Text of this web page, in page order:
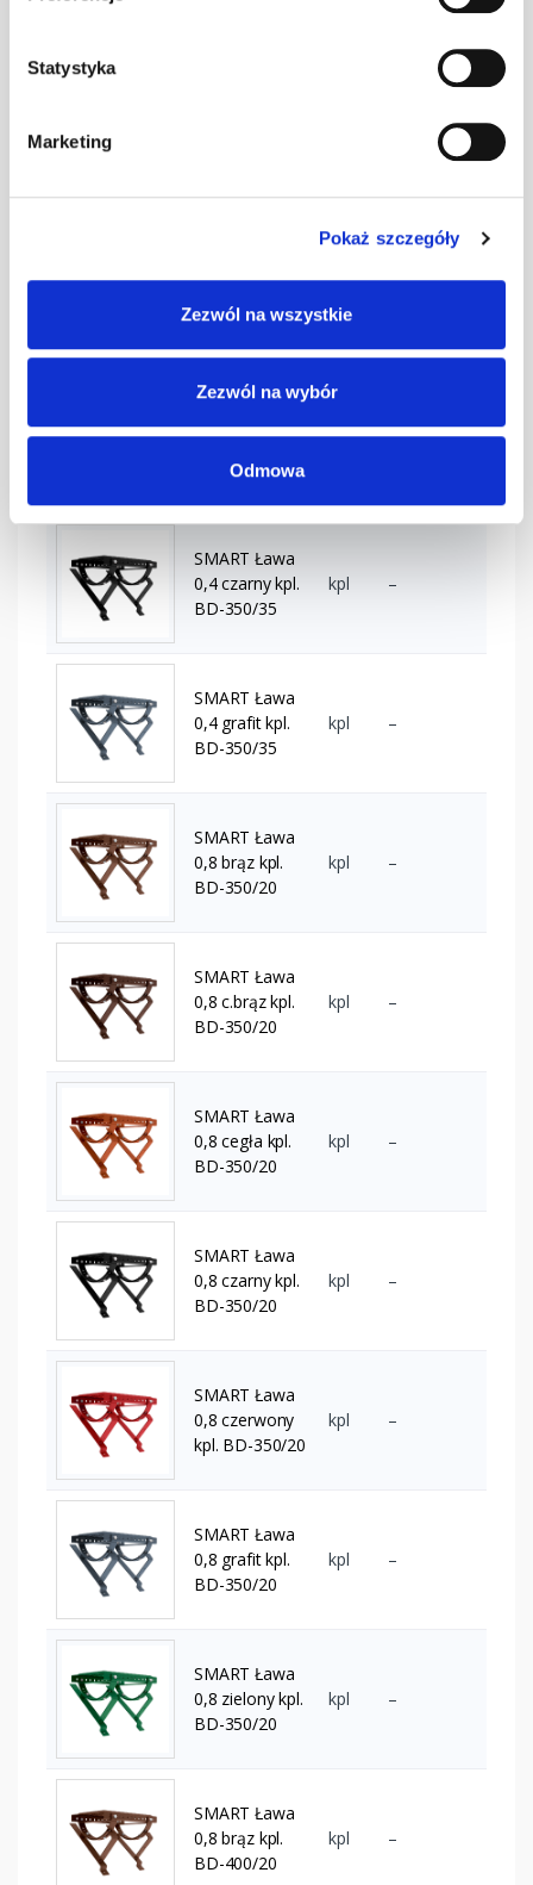
Statystyka
Marketing
Pokaż szczegóły
Zezwól na wszystkie
Zezwól na wybór
Odmowa
SMART Ława
0,4 kasztan kpl.
BD-350/30
kpl
0,4 zielony kpl.
BD-350/30
kpl –
SMART Ława
0,4 czarny kpl.
BD-350/35
kpl –
SMART Ława
0,4 grafit kpl.
BD-350/35
kpl –
SMART Ława
0,8 brąz kpl.
BD-350/20
kpl –
SMART Ława
0,8 c.brąz kpl.
BD-350/20
kpl –
SMART Ława
0,8 cegła kpl.
BD-350/20
kpl –
SMART Ława
0,8 czarny kpl.
BD-350/20
kpl –
SMART Ława
0,8 czerwony
kpl. BD-350/20
kpl –
SMART Ława
0,8 grafit kpl.
BD-350/20
kpl –
SMART Ława
0,8 zielony kpl.
BD-350/20
kpl –
SMART Ława
0,8 brąz kpl.
BD-400/20
kpl –